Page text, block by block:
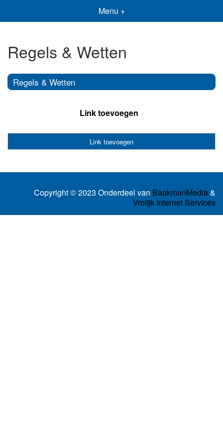
Menu +
Regels & Wetten
Regels & Wetten
Link toevoegen
Link toevoegen
Copyright © 2023 Onderdeel van BaakmanMedia&
Vrolijk Internet Services